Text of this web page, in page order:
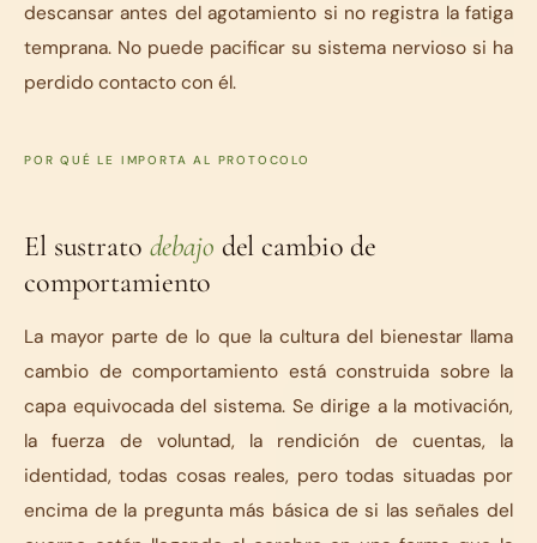
descansar antes del agotamiento si no registra la fatiga
temprana. No puede pacificar su sistema nervioso si ha
perdido contacto con él.
POR QUÉ LE IMPORTA AL PROTOCOLO
El sustrato debajo del cambio de
comportamiento
La mayor parte de lo que la cultura del bienestar llama
cambio de comportamiento está construida sobre la
capa equivocada del sistema. Se dirige a la motivación,
la fuerza de voluntad, la rendición de cuentas, la
identidad, todas cosas reales, pero todas situadas por
encima de la pregunta más básica de si las señales del